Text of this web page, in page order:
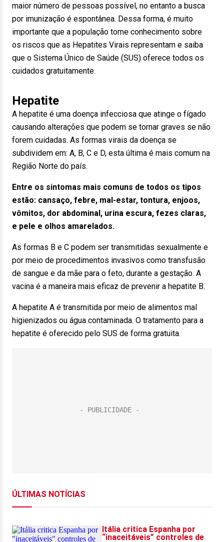
maior número de pessoas possível, no entanto a busca
por imunização é espontânea. Dessa forma, é muito
importante que a população tome conhecimento sobre
os riscos que as Hepatites Virais representam e saiba
que o Sistema Único de Saúde (SUS) oferece todos os
cuidados gratuitamente.
Hepatite
A hepatite é uma doença infecciosa que atinge o fígado
causando alterações que podem se tornar graves se não
forem cuidadas. As formas virais da doença se
subdividem em: A, B, C e D, esta última é mais comum na
Região Norte do país.
Entre os sintomas mais comuns de todos os tipos
estão: cansaço, febre, mal-estar, tontura, enjoos,
vômitos, dor abdominal, urina escura, fezes claras,
e pele e olhos amarelados.
As formas B e C podem ser transmitidas sexualmente e
por meio de procedimentos invasivos como transfusão
de sangue e da mãe para o feto, durante a gestação. A
vacina é a maneira mais eficaz de prevenir a hepatite B.
A hepatite A é transmitida por meio de alimentos mal
higienizados ou água contaminada. O tratamento para a
hepatite é oferecido pelo SUS de forma gratuita.